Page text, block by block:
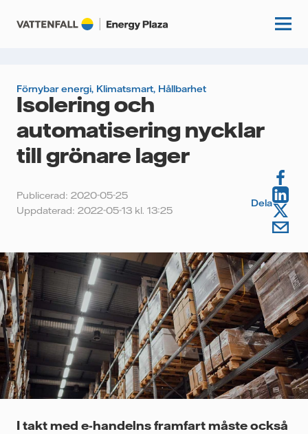
Start
Kunskapshubb
Guider
Krönikor
Kundcase
Videor
Event
Om oss
Vattenfall.se
Förnybar energi, Klimatsmart, Hållbarhet
Isolering och
automatisering nycklar
till grönare lager
Publicerad: 2020-05-25
Uppdaterad: 2022-05-13 kl. 13:25
Dela
I takt med e-handelns framfart måste också